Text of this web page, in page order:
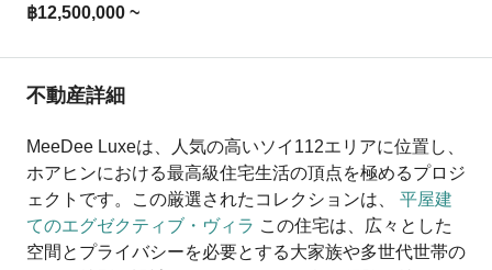
฿12,500,000 ~
不動産詳細
MeeDee Luxeは、人気の高いソイ112エリアに位置し、
ホアヒンにおける最高級住宅生活の頂点を極めるプロジ
ェクトです。この厳選されたコレクションは、 平屋建
てのエグゼクティブ・ヴィラ この住宅は、広々とした
空間とプライバシーを必要とする大家族や多世代世帯の